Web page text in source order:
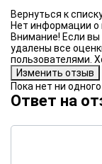
Нет информации
Внимание! Если вы
удалены все
пользователями.
Пока нет ни
Ответ на